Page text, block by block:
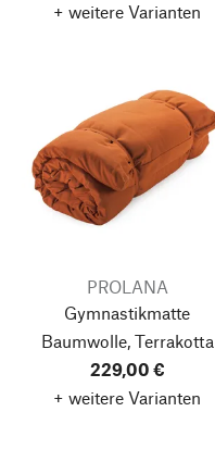
+ weitere Varianten
PROLANA
Gymnastikmatte
Baumwolle, Terrakotta
229,00 €
+ weitere Varianten